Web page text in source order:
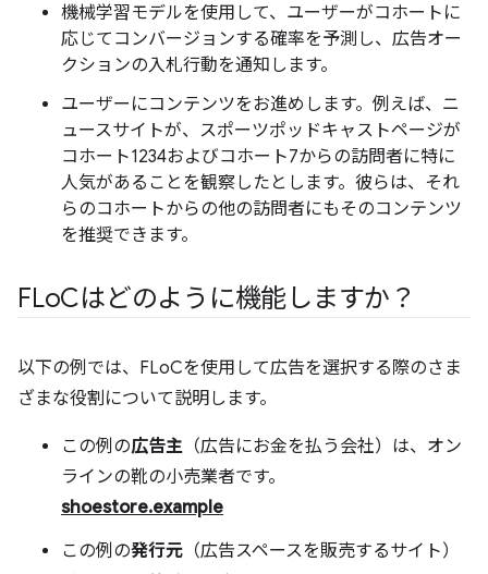
機械学習モデルを使用して、ユーザーがコホートに
応じてコンバージョンする確率を予測し、広告オー
クションの入札行動を通知します。
ユーザーにコンテンツをお進めします。例えば、ニ
ュースサイトが、スポーツポッドキャストページが
コホート1234およびコホート7からの訪問者に特に
人気があることを観察したとします。彼らは、それ
らのコホートからの他の訪問者にもそのコンテンツ
を推奨できます。
FLoCはどのように機能しますか？
以下の例では、FLoCを使用して広告を選択する際のさま
ざまな役割について説明します。
この例の広告主 （広告にお金を払う会社）は、オン
ラインの靴の小売業者です。
shoestore.example
この例の発行元 （広告スペースを販売するサイト）